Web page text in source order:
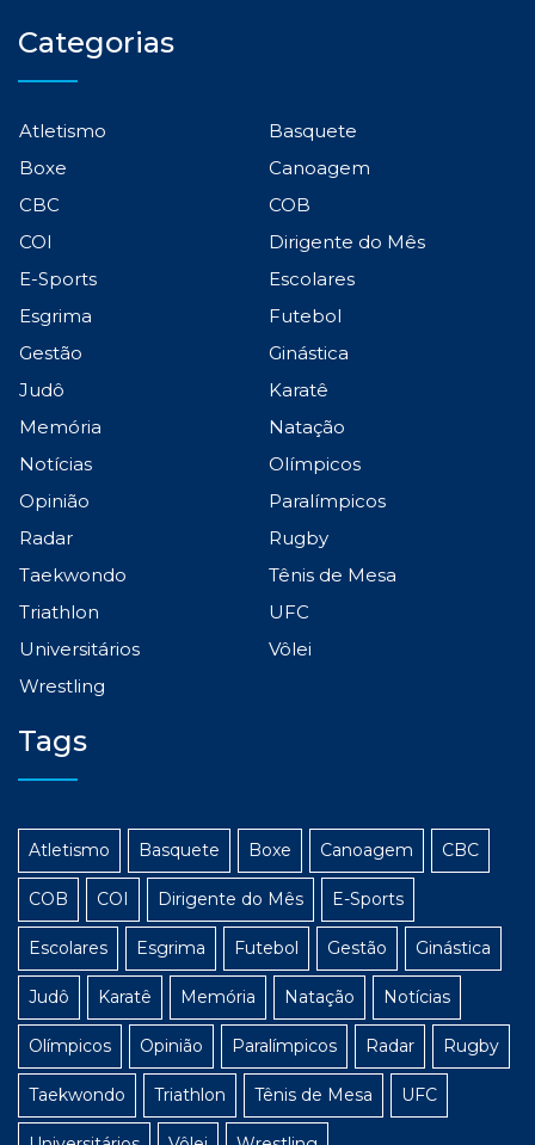
Categorias
Atletismo
Basquete
Boxe
Canoagem
CBC
COB
COI
Dirigente do Mês
E-Sports
Escolares
Esgrima
Futebol
Gestão
Ginástica
Judô
Karatê
Memória
Natação
Notícias
Olímpicos
Opinião
Paralímpicos
Radar
Rugby
Taekwondo
Tênis de Mesa
Triathlon
UFC
Universitários
Vôlei
Wrestling
Tags
Atletismo Basquete Boxe Canoagem CBC
COB COI Dirigente do Mês E-Sports
Escolares Esgrima Futebol Gestão Ginástica
Judô Karatê Memória Natação Notícias
Olímpicos Opinião Paralímpicos Radar Rugby
Taekwondo Triathlon Tênis de Mesa UFC